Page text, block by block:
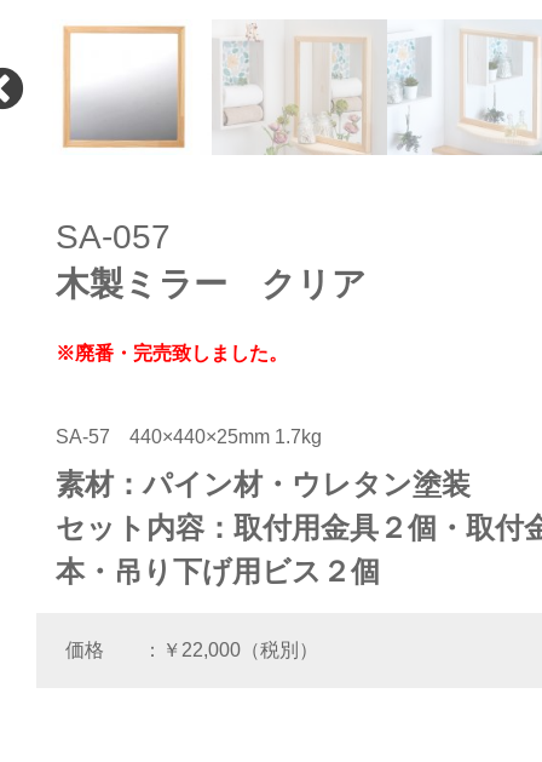
SA-057
木製ミラー クリア
※廃番・完売致しました。
SA-57 440×440×25mm 1.7kg
素材：パイン材・ウレタン塗装
セット内容：取付用金具２個・取付
本・吊り下げ用ビス２個
価格 ￥22,000（税別）